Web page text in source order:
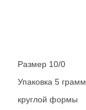
Размер 10/0
Упаковка 5 грамм
круглой формы